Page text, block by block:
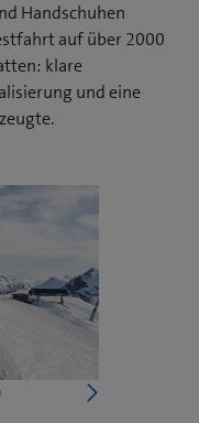
Handschuhen
auf über 2000
klare
und eine